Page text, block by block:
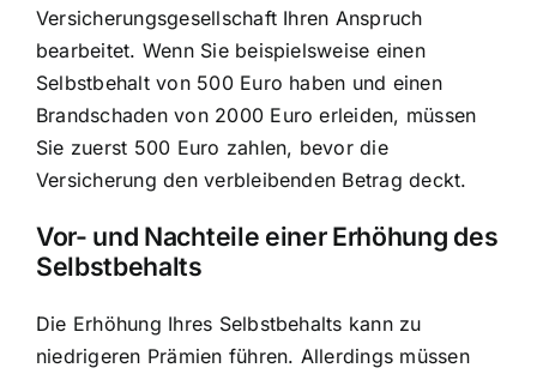
Versicherungsgesellschaft Ihren Anspruch
bearbeitet. Wenn Sie beispielsweise einen
Selbstbehalt von 500 Euro haben und einen
Brandschaden von 2000 Euro erleiden, müssen
Sie zuerst 500 Euro zahlen, bevor die
Versicherung den verbleibenden Betrag deckt.
Vor- und Nachteile einer Erhöhung des
Selbstbehalts
Die Erhöhung Ihres Selbstbehalts kann zu
niedrigeren Prämien führen. Allerdings müssen